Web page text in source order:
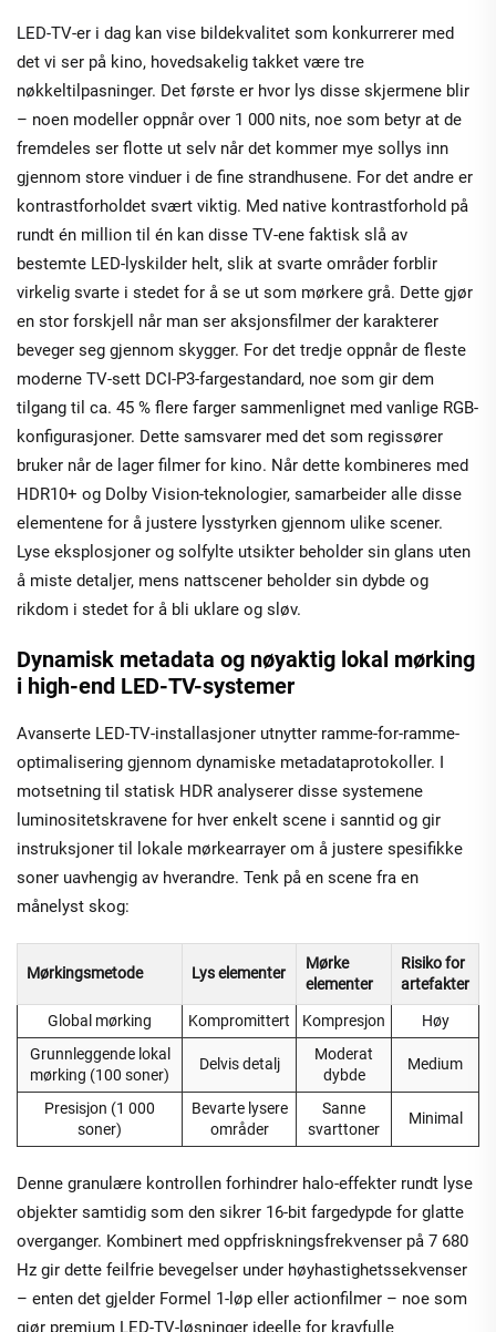
LED-TV-er i dag kan vise bildekvalitet som konkurrerer med
det vi ser på kino, hovedsakelig takket være tre
nøkkeltilpasninger. Det første er hvor lys disse skjermene blir
– noen modeller oppnår over 1 000 nits, noe som betyr at de
fremdeles ser flotte ut selv når det kommer mye sollys inn
gjennom store vinduer i de fine strandhusene. For det andre er
kontrastforholdet svært viktig. Med native kontrastforhold på
rundt én million til én kan disse TV-ene faktisk slå av
bestemte LED-lyskilder helt, slik at svarte områder forblir
virkelig svarte i stedet for å se ut som mørkere grå. Dette gjør
en stor forskjell når man ser aksjonsfilmer der karakterer
beveger seg gjennom skygger. For det tredje oppnår de fleste
moderne TV-sett DCI-P3-fargestandard, noe som gir dem
tilgang til ca. 45 % flere farger sammenlignet med vanlige RGB-
konfigurasjoner. Dette samsvarer med det som regissører
bruker når de lager filmer for kino. Når dette kombineres med
HDR10+ og Dolby Vision-teknologier, samarbeider alle disse
elementene for å justere lysstyrken gjennom ulike scener.
Lyse eksplosjoner og solfylte utsikter beholder sin glans uten
å miste detaljer, mens nattscener beholder sin dybde og
rikdom i stedet for å bli uklare og sløv.
Dynamisk metadata og nøyaktig lokal mørking
i high-end LED-TV-systemer
Avanserte LED-TV-installasjoner utnytter ramme-for-ramme-
optimalisering gjennom dynamiske metadataprotokoller. I
motsetning til statisk HDR analyserer disse systemene
luminositetskravene for hver enkelt scene i sanntid og gir
instruksjoner til lokale mørkearrayer om å justere spesifikke
soner uavhengig av hverandre. Tenk på en scene fra en
månelyst skog:
Mørkingsmetode Lys elementer
Mørke
elementer
Risiko for
artefakter
Global mørking Kompromittert Kompresjon
Høy
Grunnleggende lokal
mørking (100 soner)
Delvis detalj
Moderat
dybde
Medium
Presisjon (1 000
soner)
Bevarte lysere
områder
Sanne
svarttoner
Minimal
Denne granulære kontrollen forhindrer halo-effekter rundt lyse
objekter samtidig som den sikrer 16-bit fargedypde for glatte
overganger. Kombinert med oppfriskningsfrekvenser på 7 680
Hz gir dette feilfrie bevegelser under høyhastighetssekvenser
– enten det gjelder Formel 1-løp eller actionfilmer – noe som
gjør premium LED-TV-løsninger ideelle for kravfulle